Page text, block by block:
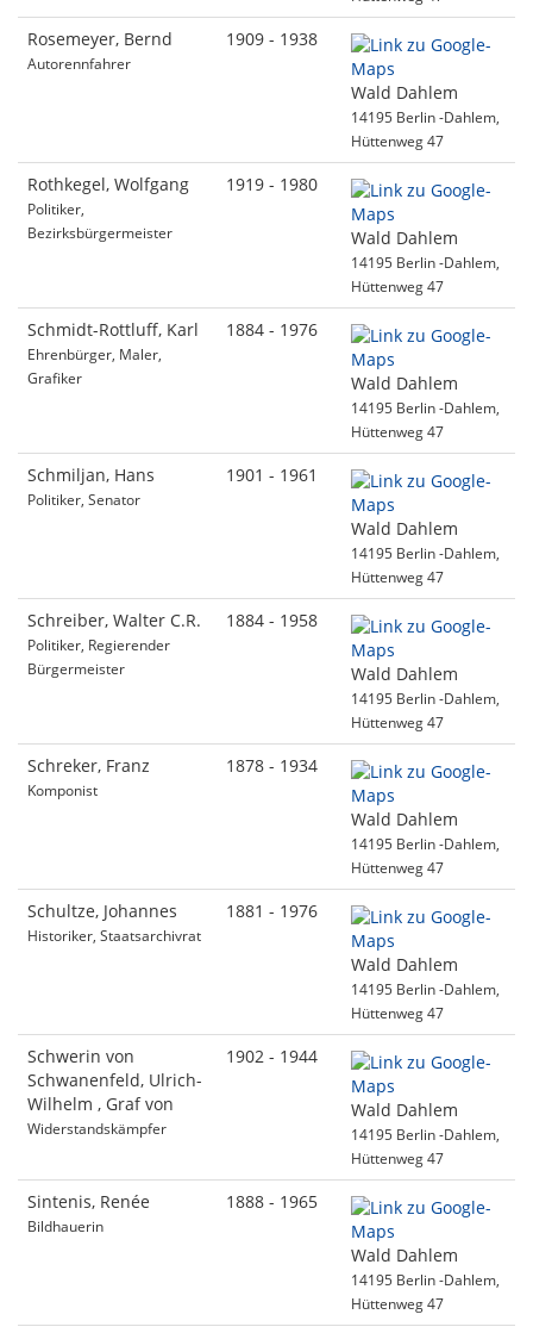
Rosemeyer, Bernd
Autorennfahrer
1909 - 1938
Wald Dahlem
14195 Berlin -Dahlem,
Hüttenweg 47
Rothkegel, Wolfgang
Politiker,
Bezirksbürgermeister
1919 - 1980
Wald Dahlem
14195 Berlin -Dahlem,
Hüttenweg 47
Schmidt-Rottluff, Karl
Ehrenbürger, Maler,
Grafiker
1884 - 1976
Wald Dahlem
14195 Berlin -Dahlem,
Hüttenweg 47
Schmiljan, Hans
Politiker, Senator
1901 - 1961
Wald Dahlem
14195 Berlin -Dahlem,
Hüttenweg 47
Schreiber, Walter C.R.
Politiker, Regierender
Bürgermeister
1884 - 1958
Wald Dahlem
14195 Berlin -Dahlem,
Hüttenweg 47
Schreker, Franz
Komponist
1878 - 1934
Wald Dahlem
14195 Berlin -Dahlem,
Hüttenweg 47
Schultze, Johannes
Historiker, Staatsarchivrat
1881 - 1976
Wald Dahlem
14195 Berlin -Dahlem,
Hüttenweg 47
Schwerin von
Schwanenfeld, Ulrich-
Wilhelm , Graf von
Widerstandskämpfer
1902 - 1944
Wald Dahlem
14195 Berlin -Dahlem,
Hüttenweg 47
Sintenis, Renée
Bildhauerin
1888 - 1965
Wald Dahlem
14195 Berlin -Dahlem,
Hüttenweg 47